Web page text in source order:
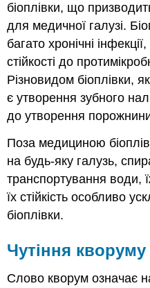
біоплівки, що
для медичної галузі.
багато хронічні
стійкості до
Різновидом біоплівки,
є утворення зубного
до утворення
Поза медициною
на будь-яку галузь,
транспортування води,
їх стійкість особливо
біоплівки.
Чутіння кворуму
Слово кворум означає